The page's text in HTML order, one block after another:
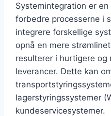
Systemintegration er
forbedre processerne i
integrere forskellige
opnå en mere
resulterer i hurtigere
leverancer. Dette kan
lagerstyringssystemer
kundeservicesystemer.